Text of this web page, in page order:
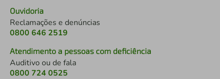
Ouvidoria
Reclamações e denúncias
0800 646 2519
Atendimento a pessoas com deficiência
Auditivo ou de fala
0800 724 0525